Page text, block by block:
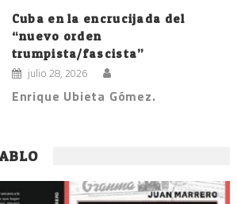
Cuba en la encrucijada del
“nuevo orden
trumpista/fascista”
julio 28, 2026
Enrique Ubieta Gómez.